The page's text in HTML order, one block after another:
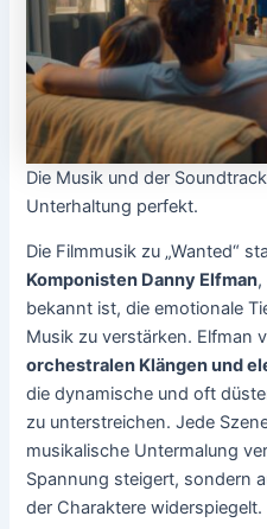
Die Musik und der
Unterhaltung perfekt.
Die Filmmusik zu „Wanted“
Komponisten Danny Elfman,
bekannt ist, die emotionale
Musik zu verstärken. Elfman
orchestralen Klängen und
die dynamische und oft
zu unterstreichen. Jede
musikalische Untermalung
Spannung steigert, sondern
der Charaktere widerspiegelt.